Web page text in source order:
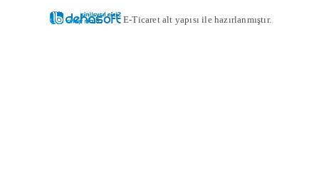
E-Ticaret alt yapısı ile hazırlanmıştır.